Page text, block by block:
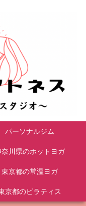
パーソナルジム
奈川県のホットヨガ
東京都の常温ヨガ
京都のピラティス